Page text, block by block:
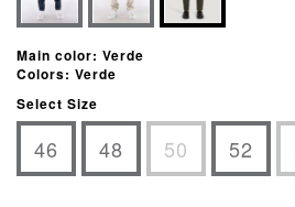
Main color: Verde
Colors: Verde
Select Size
46 48 50 52